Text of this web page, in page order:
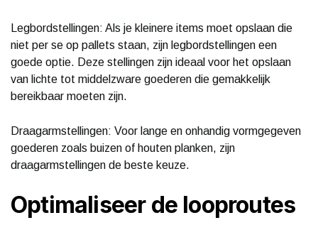
Legbordstellingen: Als je kleinere items moet opslaan die
niet per se op pallets staan, zijn legbordstellingen een
goede optie. Deze stellingen zijn ideaal voor het opslaan
van lichte tot middelzware goederen die gemakkelijk
bereikbaar moeten zijn.
Draagarmstellingen: Voor lange en onhandig vormgegeven
goederen zoals buizen of houten planken, zijn
draagarmstellingen de beste keuze.
Optimaliseer de looproutes